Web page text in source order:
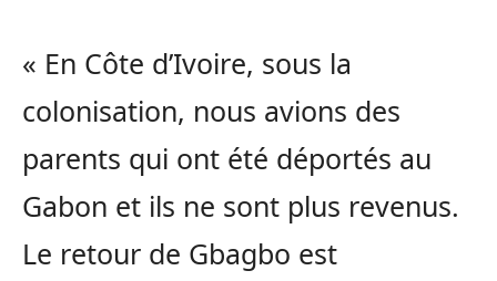
« En Côte d’Ivoire, sous la
colonisation, nous avions des
parents qui ont été déportés au
Gabon et ils ne sont plus revenus.
Le retour de Gbagbo est